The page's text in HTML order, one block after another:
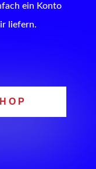
ein Konto
liefern.